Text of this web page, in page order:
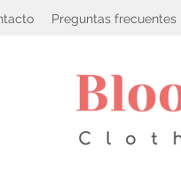
Preguntas frecuentes